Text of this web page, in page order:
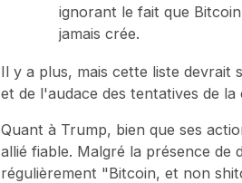
ignorant le fait que
jamais crée.
Il y a plus, mais cette liste devrait
et de l'audace des tentatives de la
Quant à Trump, bien que ses
allié fiable. Malgré la présence
régulièrement "Bitcoin, et non